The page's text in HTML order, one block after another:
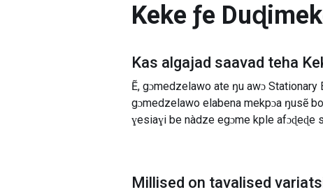
Keke ƒe
Kas algajad saavad teha
Ẽ, gɔmedzelawo ate ŋu awɔ
gɔmedzelawo elabena mekpɔa ŋusẽ
ɣesiaɣi be nàdze egɔme kple
Millised on tavalised